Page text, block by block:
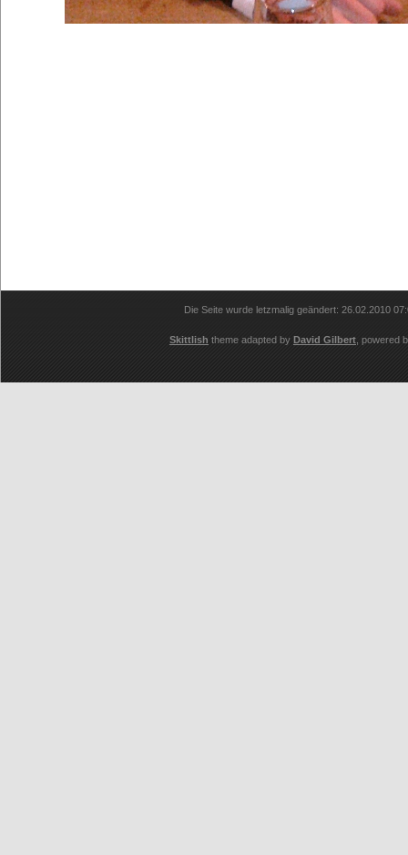
Die Seite wurde letzmalig geändert: 26.02.2010
Skittlish theme adapted by David Gilbert , powered